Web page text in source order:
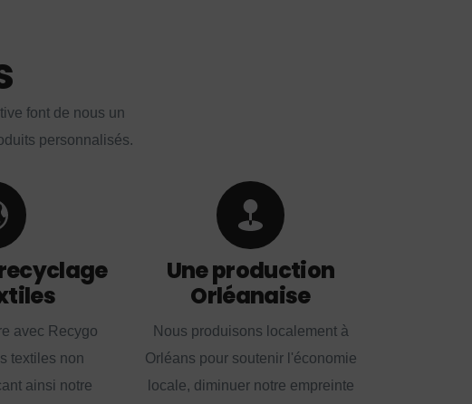
font de nous un
personnalisés.
avec Recygo
textiles non
ainsi notre
Une production
Orléanaise
Nous produisons localement à
Orléans pour soutenir l'économie
locale, diminuer notre empreinte